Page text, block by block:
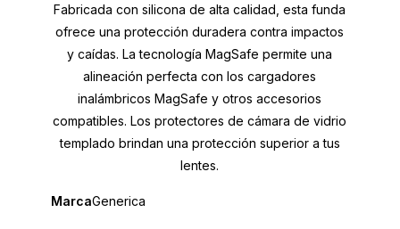
Fabricada con silicona de alta calidad, esta funda
ofrece una protección duradera contra impactos
y caídas. La tecnología MagSafe permite una
alineación perfecta con los cargadores
inalámbricos MagSafe y otros accesorios
compatibles. Los protectores de cámara de vidrio
templado brindan una protección superior a tus
lentes.
MarcaGenerica